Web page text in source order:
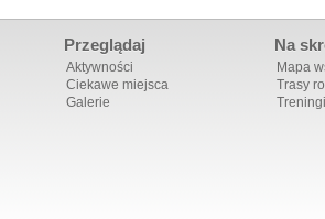
Przeglądaj
Aktywności
Ciekawe miejsca
Galerie
Na
Mapa
Trasy